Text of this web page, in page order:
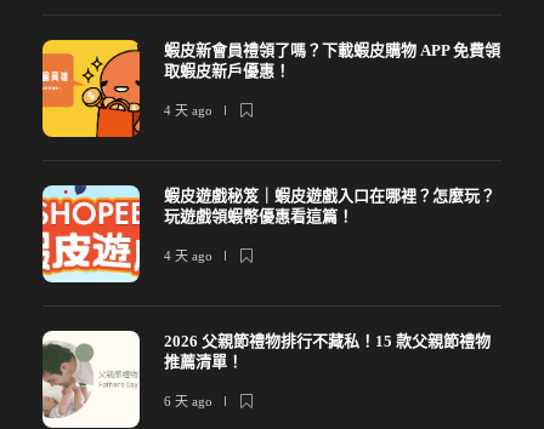
蝦皮新會員禮領了嗎？下載蝦皮購物 APP 免費領
取蝦皮新戶優惠！
4 天 ago
蝦皮遊戲秘笈｜蝦皮遊戲入口在哪裡？怎麼玩？
玩遊戲領蝦幣優惠看這篇！
4 天 ago
2026 父親節禮物排行不藏私！15 款父親節禮物
推薦清單！
6 天 ago